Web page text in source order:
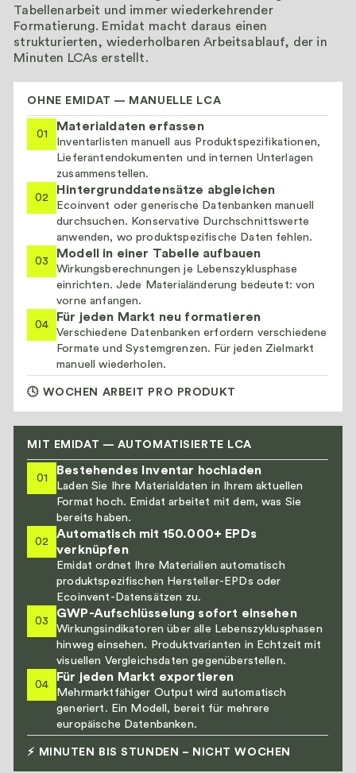
Tabellenarbeit und immer wiederkehrender
Formatierung. Emidat macht daraus einen
strukturierten, wiederholbaren Arbeitsablauf, der in
Minuten LCAs erstellt.
OHNE EMIDAT — MANUELLE LCA
01
Materialdaten erfassen
Inventarlisten manuell aus Produktspezifikationen,
Lieferantendokumenten und internen Unterlagen
zusammenstellen.
02
Hintergrunddatensätze abgleichen
Ecoinvent oder generische Datenbanken manuell
durchsuchen. Konservative Durchschnittswerte
anwenden, wo produktspezifische Daten fehlen.
03
Modell in einer Tabelle aufbauen
Wirkungsberechnungen je Lebenszyklusphase
einrichten. Jede Materialänderung bedeutet: von
vorne anfangen.
04
Für jeden Markt neu formatieren
Verschiedene Datenbanken erfordern verschiedene
Formate und Systemgrenzen. Für jeden Zielmarkt
manuell wiederholen.
🕓 WOCHEN ARBEIT PRO PRODUKT
MIT EMIDAT — AUTOMATISIERTE LCA
01
Bestehendes Inventar hochladen
Laden Sie Ihre Materialdaten in Ihrem aktuellen
Format hoch. Emidat arbeitet mit dem, was Sie
bereits haben.
02
Automatisch mit 150.000+ EPDs
verknüpfen
Emidat ordnet Ihre Materialien automatisch
produktspezifischen Hersteller-EPDs oder
Ecoinvent-Datensätzen zu.
03
GWP-Aufschlüsselung sofort einsehen
Wirkungsindikatoren über alle Lebenszyklusphasen
hinweg einsehen. Produktvarianten in Echtzeit mit
visuellen Vergleichsdaten gegenüberstellen.
04
Für jeden Markt exportieren
Mehrmarktfähiger Output wird automatisch
generiert. Ein Modell, bereit für mehrere
europäische Datenbanken.
⚡ MINUTEN BIS STUNDEN – NICHT WOCHEN